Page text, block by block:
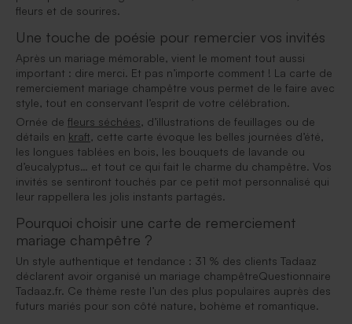
fleurs et de sourires.
Une touche de poésie pour remercier vos invités
Après un mariage mémorable, vient le moment tout aussi
important : dire merci. Et pas n’importe comment ! La carte de
remerciement mariage champêtre vous permet de le faire avec
style, tout en conservant l’esprit de votre célébration.
Ornée de fleurs séchées, d’illustrations de feuillages ou de
détails en kraft, cette carte évoque les belles journées d’été,
les longues tablées en bois, les bouquets de lavande ou
d’eucalyptus… et tout ce qui fait le charme du champêtre. Vos
invités se sentiront touchés par ce petit mot personnalisé qui
leur rappellera les jolis instants partagés.
Pourquoi choisir une carte de remerciement
mariage champêtre ?
Un style authentique et tendance : 31 % des clients Tadaaz
déclarent avoir organisé un mariage champêtreQuestionnaire
Tadaaz.fr. Ce thème reste l’un des plus populaires auprès des
futurs mariés pour son côté nature, bohème et romantique.